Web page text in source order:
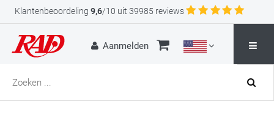
Klantenbeoordeling 9,6/10 uit 39985 reviews
Aanmelden